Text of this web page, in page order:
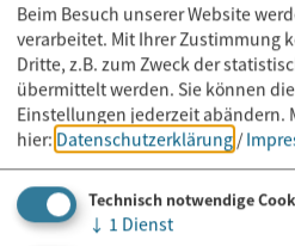
Beim Besuch unserer Website
verarbeitet. Mit Ihrer Zustimmung
Dritte, z.B. zum Zweck der
übermittelt werden. Sie können
Einstellungen jederzeit abändern.
hier: Datenschutzerklärung /
Technisch notwendige
↓ 1 Dienst